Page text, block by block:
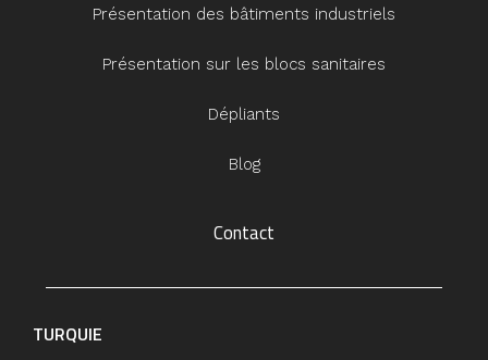
Présentation des bâtiments industriels
Présentation sur les blocs sanitaires
Dépliants
Blog
Contact
TURQUIE